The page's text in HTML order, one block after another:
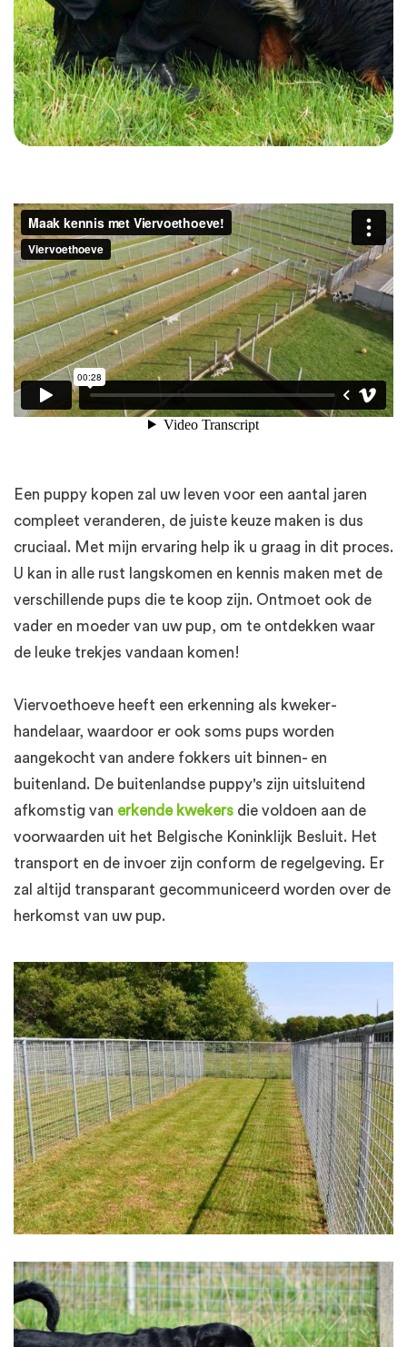
Een puppy kopen zal uw leven voor een aantal jaren
compleet veranderen, de juiste keuze maken is dus
cruciaal. Met mijn ervaring help ik u graag in dit proces.
U kan in alle rust langskomen en kennis maken met de
verschillende pups die te koop zijn. Ontmoet ook de
vader en moeder van uw pup, om te ontdekken waar
de leuke trekjes vandaan komen!
Viervoethoeve heeft een erkenning als kweker-
handelaar, waardoor er ook soms pups worden
aangekocht van andere fokkers uit binnen- en
buitenland. De buitenlandse puppy's zijn uitsluitend
afkomstig van erkende kwekers die voldoen aan de
voorwaarden uit het Belgische Koninklijk Besluit. Het
transport en de invoer zijn conform de regelgeving. Er
zal altijd transparant gecommuniceerd worden over de
herkomst van uw pup.